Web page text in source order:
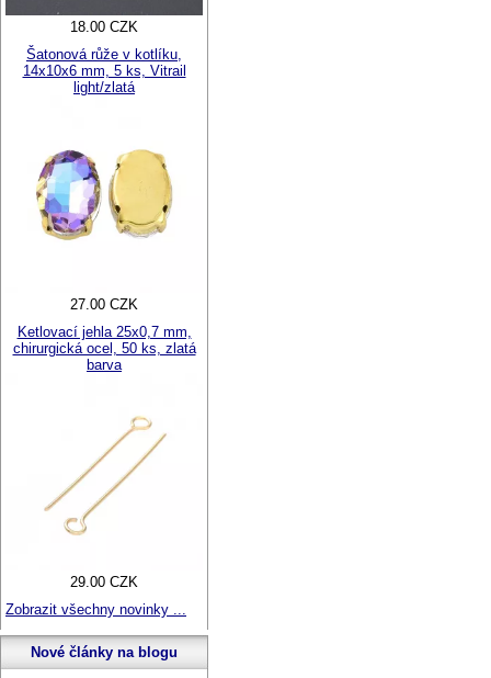
18.00 CZK
Šatonová růže v kotlíku,
14x10x6 mm, 5 ks, Vitrail
light/zlatá
27.00 CZK
Ketlovací jehla 25x0,7 mm,
chirurgická ocel, 50 ks, zlatá
barva
29.00 CZK
Zobrazit všechny novinky ...
Nové články na blogu